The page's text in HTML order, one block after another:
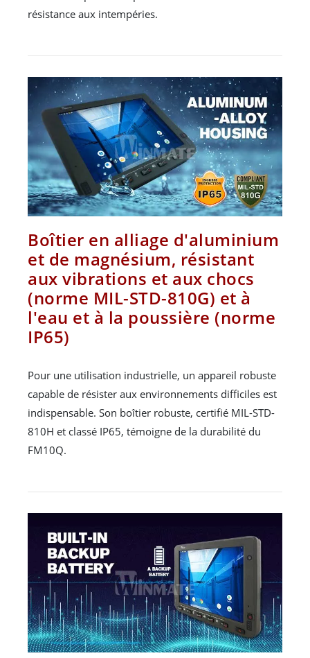
résistance aux intempéries.
Boîtier en alliage d'aluminium
et de magnésium, résistant
aux vibrations et aux chocs
(norme MIL-STD-810G) et à
l'eau et à la poussière (norme
IP65)
Pour une utilisation industrielle, un appareil robuste
capable de résister aux environnements difficiles est
indispensable. Son boîtier robuste, certifié MIL-STD-
810H et classé IP65, témoigne de la durabilité du
FM10Q.